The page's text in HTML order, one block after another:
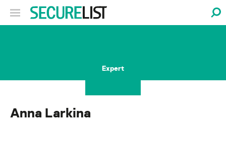
Expert
Anna Larkina